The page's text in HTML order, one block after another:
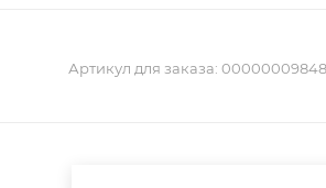
Артикул для заказа: 00000009848